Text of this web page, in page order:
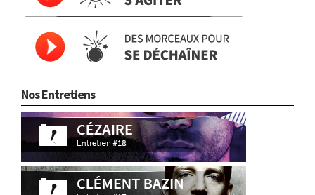
Nos Entretiens